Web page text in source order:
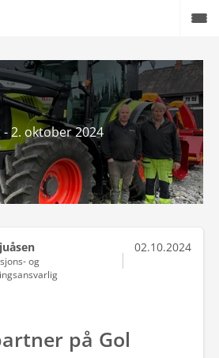
2. oktober 2024
og
02.10.2024
på Gol
maskiner
og reservedeler